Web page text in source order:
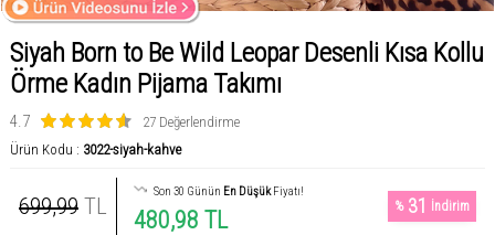
Siyah Born to Be Wild Leopar Desenli Kısa Kollu
Örme Kadın Pijama Takımı
4.7
27 Değerlendirme
Ürün Kodu : 3022-siyah-kahve
699,99 TL
Son 30 Günün En DüşükFiyatı!
480,98 TL %31 İndirim